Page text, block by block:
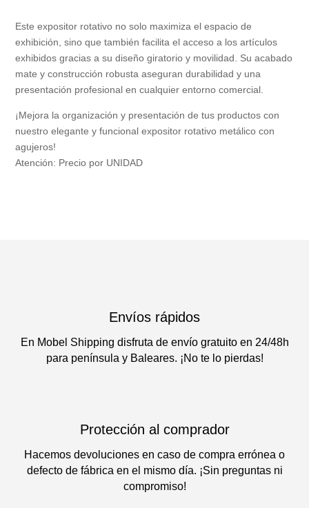
Este expositor rotativo no solo maximiza el espacio de
exhibición, sino que también facilita el acceso a los artículos
exhibidos gracias a su diseño giratorio y movilidad. Su acabado
mate y construcción robusta aseguran durabilidad y una
presentación profesional en cualquier entorno comercial.
¡Mejora la organización y presentación de tus productos con
nuestro elegante y funcional expositor rotativo metálico con
agujeros!
Atención: Precio por UNIDAD
Envíos rápidos
En Mobel Shipping disfruta de envío gratuito en 24/48h
para península y Baleares. ¡No te lo pierdas!
Protección al comprador
Hacemos devoluciones en caso de compra errónea o
defecto de fábrica en el mismo día. ¡Sin preguntas ni
compromiso!